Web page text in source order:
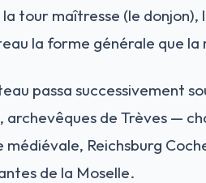
la tour maîtresse (le
la forme générale que
passa successivement
archevêques de Trèves —
médiévale, Reichsburg
de la Moselle.